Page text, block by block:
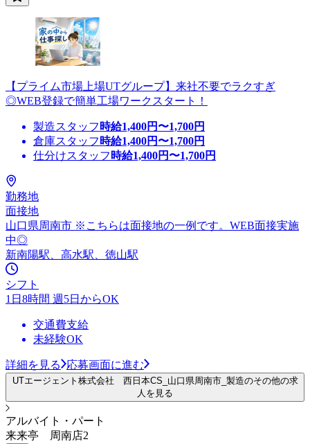
【プライム市場上場UTグループ】来社不要でラクすぎ
◎WEB登録で簡単工場ワークスタート！
製造スタッフ 時給1,400円〜1,700円
倉庫スタッフ 時給1,400円〜1,700円
仕分けスタッフ 時給1,400円〜1,700円
勤務地
面接地
山口県周南市 ※こちらは面接地の一例です。WEB面接実施
中◎
新南陽駅、高水駅、徳山駅
シフト
1日8時間 週5日からOK
交通費支給
未経験OK
詳細を見る 応募画面に進む
UTエージェント株式会社 西日本CS_山口県周南市_製造のその他の求
人を見る
アルバイト・パート
来来亭 周南店2